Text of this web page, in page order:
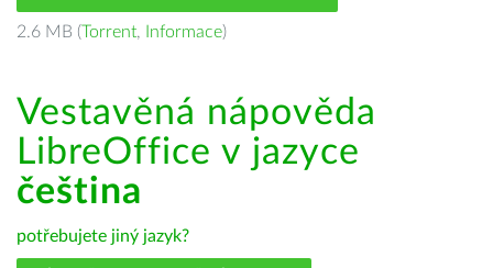
2.6 MB (Torrent, Informace)
Vestavěná nápověda
LibreOffice v jazyce
čeština
potřebujete jiný jazyk?